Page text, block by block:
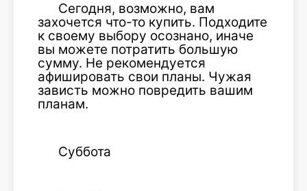
Сегодня, возможно, вам
захочется что-то купить. Подходите
к своему выбору осознано, иначе
вы можете потратить большую
сумму. Не рекомендуется
афишировать свои планы. Чужая
зависть можно повредить вашим
планам.
Суббота